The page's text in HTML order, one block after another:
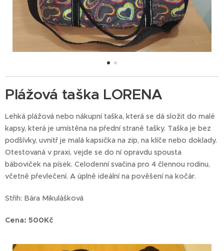
Plážová taška LORENA
Lehká plážová nebo nákupní taška, která se dá složit do malé
kapsy, která je umístěna na přední straně tašky. Taška je bez
podšívky, uvnitř je malá kapsička na zip, na klíče nebo doklady.
Otestovaná v praxi, vejde se do ní opravdu spousta
báboviček na písek. Celodenní svačina pro 4 člennou rodinu,
včetně převlečení. A úplně ideální na pověšení na kočár.
Střih: Bára Mikulášková
Cena: 500Kč